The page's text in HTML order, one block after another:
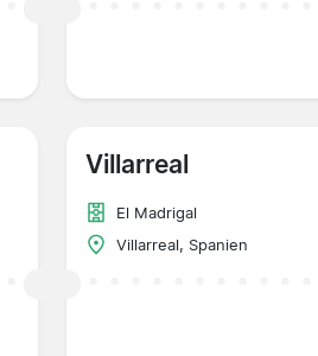
Villarreal
El Madrigal
Villarreal, Spanien